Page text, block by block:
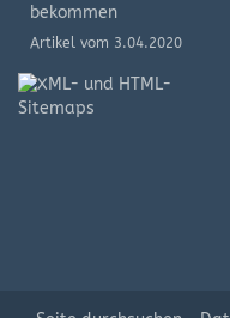
bekommen
Artikel vom 3.04.2020